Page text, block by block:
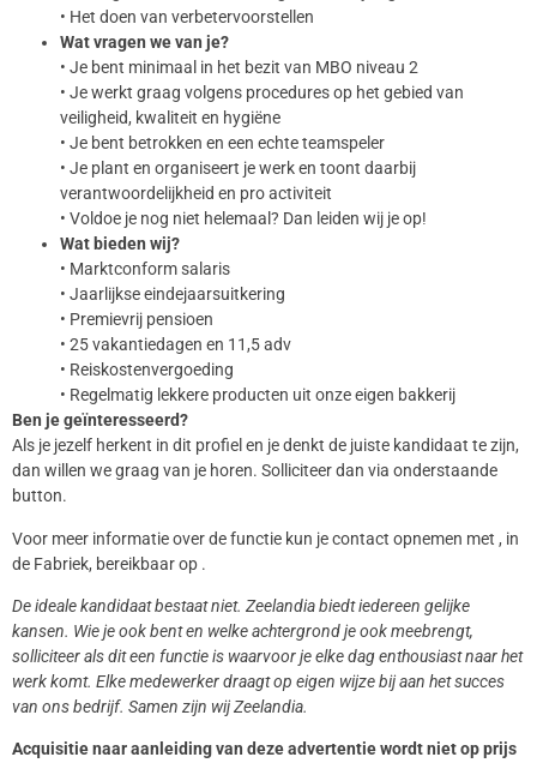
• Het doen van verbetervoorstellen
Wat vragen we van je?
• Je bent minimaal in het bezit van MBO niveau 2
• Je werkt graag volgens procedures op het gebied van
veiligheid, kwaliteit en hygiëne
• Je bent betrokken en een echte teamspeler
• Je plant en organiseert je werk en toont daarbij
verantwoordelijkheid en pro activiteit
• Voldoe je nog niet helemaal? Dan leiden wij je op!
Wat bieden wij?
• Marktconform salaris
• Jaarlijkse eindejaarsuitkering
• Premievrij pensioen
• 25 vakantiedagen en 11,5 adv
• Reiskostenvergoeding
• Regelmatig lekkere producten uit onze eigen bakkerij
Ben je geïnteresseerd?
Als je jezelf herkent in dit profiel en je denkt de juiste kandidaat te zijn,
dan willen we graag van je horen. Solliciteer dan via onderstaande
button.
Voor meer informatie over de functie kun je contact opnemen met , in
de Fabriek, bereikbaar op .
De ideale kandidaat bestaat niet. Zeelandia biedt iedereen gelijke
kansen. Wie je ook bent en welke achtergrond je ook meebrengt,
solliciteer als dit een functie is waarvoor je elke dag enthousiast naar het
werk komt. Elke medewerker draagt op eigen wijze bij aan het succes
van ons bedrijf. Samen zijn wij Zeelandia.
Acquisitie naar aanleiding van deze advertentie wordt niet op prijs